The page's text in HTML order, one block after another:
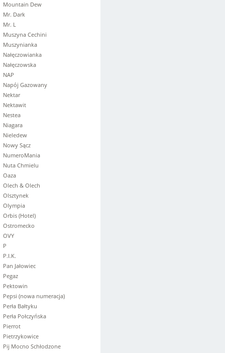
Mountain Dew
Mr. Dark
Mr. L
Muszyna Cechini
Muszynianka
Nałęczowianka
Nałęczowska
NAP
Napój Gazowany
Nektar
Nektawit
Nestea
Niagara
Nieledew
Nowy Sącz
NumeroMania
Nuta Chmielu
Oaza
Olech & Olech
Olsztynek
Olympia
Orbis (Hotel)
Ostromecko
OVY
P
P.I.K.
Pan Jałowiec
Pegaz
Pektowin
Pepsi (nowa numeracja)
Perła Bałtyku
Perła Połczyńska
Pierrot
Pietrzykowice
Pij Mocno Schłodzone